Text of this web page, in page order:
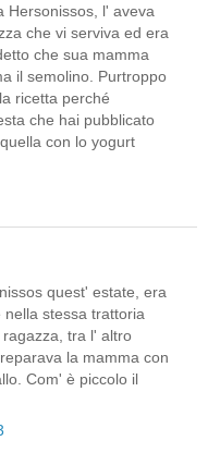
Hersonissos, l' aveva
che vi serviva ed era
che sua mamma
il semolino. Purtroppo
ricetta perché
che hai pubblicato
con lo yogurt
quest' estate, era
stessa trattoria
tra l' altro
la mamma con
Com' è piccolo il